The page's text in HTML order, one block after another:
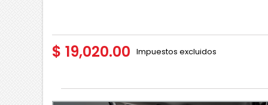
$ 19,020.00 Impuestos excluidos